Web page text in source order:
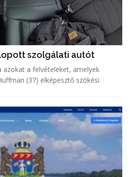
szolgálati autót
azokat a felvételeket, amelyek
(37) elképesztő szökési